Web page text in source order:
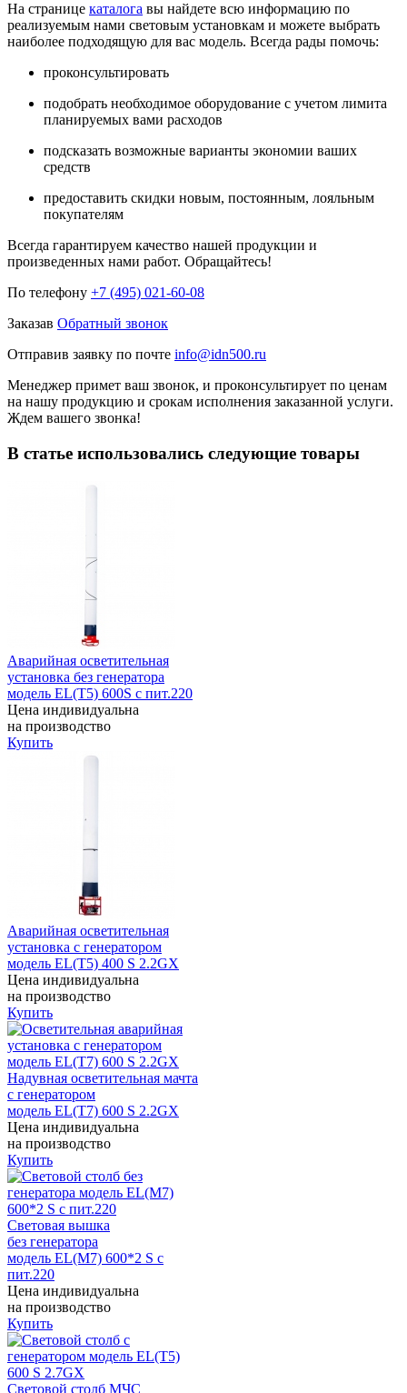
На странице каталога вы найдете всю информацию по
реализуемым нами световым установкам и можете выбрать
наиболее подходящую для вас модель. Всегда рады помочь:
проконсультировать
подобрать необходимое оборудование с учетом лимита
планируемых вами расходов
подсказать возможные варианты экономии ваших
средств
предоставить скидки новым, постоянным, лояльным
покупателям
Всегда гарантируем качество нашей продукции и
произведенных нами работ. Обращайтесь!
По телефону +7 (495) 021-60-08
Заказав Обратный звонок
Отправив заявку по почте info@idn500.ru
Менеджер примет ваш звонок, и проконсультирует по ценам
на нашу продукцию и срокам исполнения заказанной услуги.
Ждем вашего звонка!
В статье использовались следующие товары
Аварийная осветительная
установка без генератора
модель EL(T5) 600S с пит.220
Цена индивидуальна
на производство
Купить
Аварийная осветительная
установка с генератором
модель EL(T5) 400 S 2.2GX
Цена индивидуальна
на производство
Купить
Надувная осветительная мачта
с генератором
модель EL(T7) 600 S 2.2GX
Цена индивидуальна
на производство
Купить
Световая вышка
без генератора
модель EL(M7) 600*2 S с
пит.220
Цена индивидуальна
на производство
Купить
Световой столб МЧС